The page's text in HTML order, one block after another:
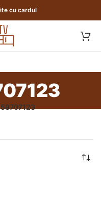
cu cardul